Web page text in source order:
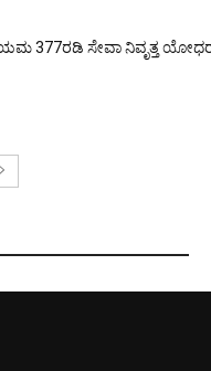
377ರಡಿ ಸೇವಾ ನಿವೃತ್ತ